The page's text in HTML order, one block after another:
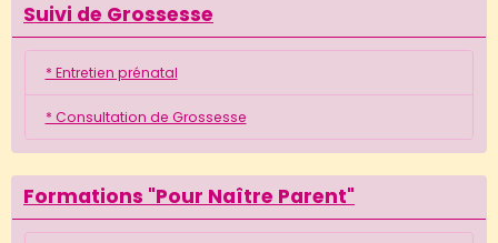
Suivi de Grossesse
* Entretien prénatal
* Consultation de Grossesse
Formations "Pour Naître Parent"